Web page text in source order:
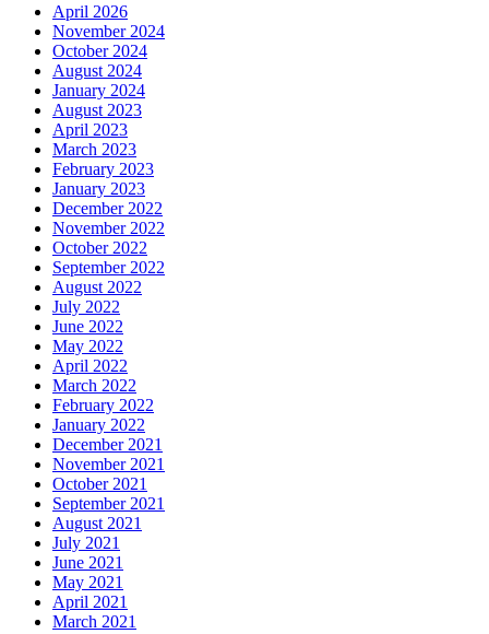
April 2026
November 2024
October 2024
August 2024
January 2024
August 2023
April 2023
March 2023
February 2023
January 2023
December 2022
November 2022
October 2022
September 2022
August 2022
July 2022
June 2022
May 2022
April 2022
March 2022
February 2022
January 2022
December 2021
November 2021
October 2021
September 2021
August 2021
July 2021
June 2021
May 2021
April 2021
March 2021